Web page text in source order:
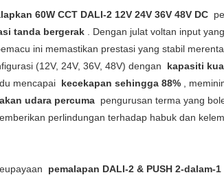
60W CCT DALI-2 12V 24V 36V 48V DC
tanda bergerak . Dengan julat voltan input
ini memastikan prestasi yang stabil
(12V, 24V, 36V, 48V) dengan kapasiti
mencapai kecekapan sehingga 88%
,
udara percuma pengurusan terma yang
perlindungan terhadap habuk dan
pemalapan DALI-2 & PUSH 2-dalam-1